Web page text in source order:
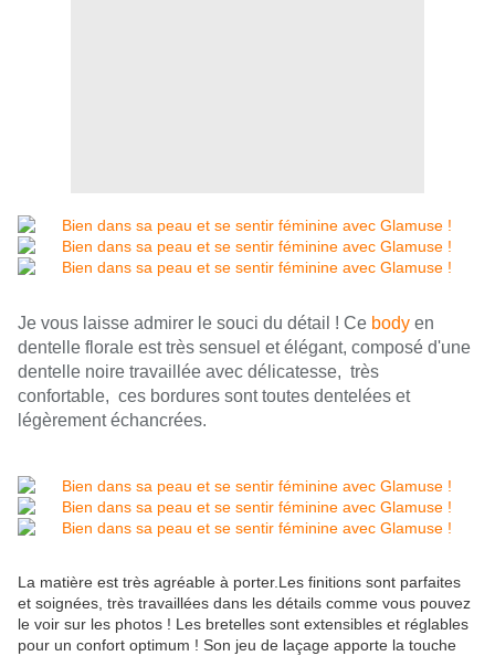
Je vous laisse admirer le souci du détail ! Ce body en
dentelle florale est très sensuel et élégant, composé d'une
dentelle noire travaillée avec délicatesse, très
confortable, ces bordures sont toutes dentelées et
légèrement échancrées.
La matière est très agréable à porter.Les finitions sont parfaites
et soignées, très travaillées dans les détails comme vous pouvez
le voir sur les photos ! Les bretelles sont extensibles et réglables
pour un confort optimum ! Son jeu de laçage apporte la touche